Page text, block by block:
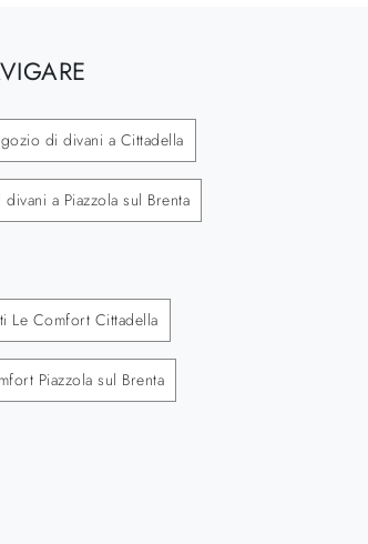
di divani a Cittadella
a Piazzola sul Brenta
Le Comfort Cittadella
Piazzola sul Brenta